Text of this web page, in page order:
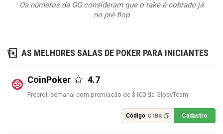
Os números da GG consideram que o rake é cobrado já
no pré-flop
AS MELHORES SALAS DE POKER PARA INICIANTES
CoinPoker 4.7
Freeroll semanal com premiação de $100 da GipsyTeam
Código GTBR Cadastro